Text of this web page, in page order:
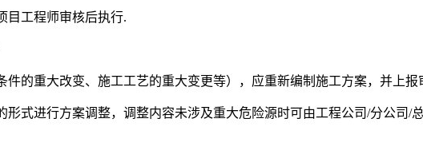
目工程师审核后执行.
的重大改变、施工工艺的重大变更等），应重新编制施工方案，并上报
式进行方案调整，调整内容未涉及重大危险源时可由工程公司/分公司/